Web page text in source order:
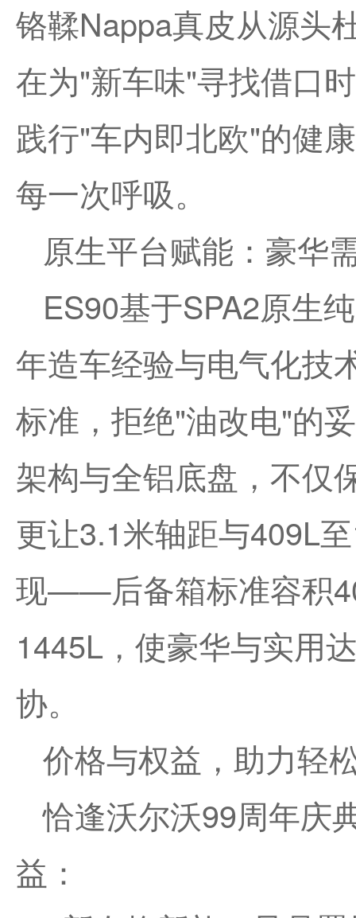
铬鞣Nappa真皮从源头
在为"新车味"寻找借口
践行"车内即北欧"的健
每一次呼吸。
原生平台赋能：豪华
ES90基于SPA2原生
年造车经验与电气化技
标准，拒绝"油改电"的
架构与全铝底盘，不仅
更让3.1米轴距与409L
现——后备箱标准容积
1445L，使豪华与实用
协。
价格与权益，助力轻
恰逢沃尔沃99周年庆
益：